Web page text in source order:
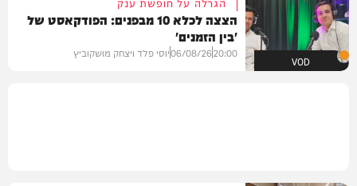
VOD
הצצה לכלא 10 מבפנים: הפודקאסט של
'בין הזמנים'
20:00
06/08/26יוסי פלד ויצחק מושקוביץ